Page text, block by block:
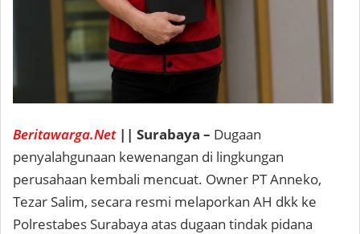
Beritawarga.Net|| Surabaya – Dugaan
penyalahgunaan kewenangan di lingkungan
perusahaan kembali mencuat. Owner PT Anneko,
Tezar Salim, secara resmi melaporkan AH dkk ke
Polrestabes Surabaya atas dugaan tindak pidana